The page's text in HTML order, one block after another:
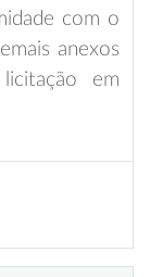
com o
anexos
em